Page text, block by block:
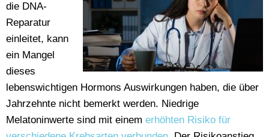
die DNA-
Reparatur
einleitet, kann
ein Mangel
dieses
lebenswichtigen Hormons Auswirkungen haben, die über
Jahrzehnte nicht bemerkt werden. Niedrige
Melatoninwerte sind mit einem erhöhten Risiko für